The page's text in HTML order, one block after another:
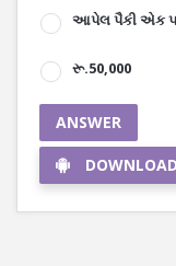
આપેલ પૈકી એક
રૂ.50,000
ANSWER